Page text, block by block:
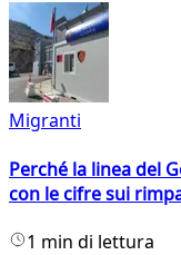
Migranti
Perché la linea del
con le cifre sui
1 min di lettura